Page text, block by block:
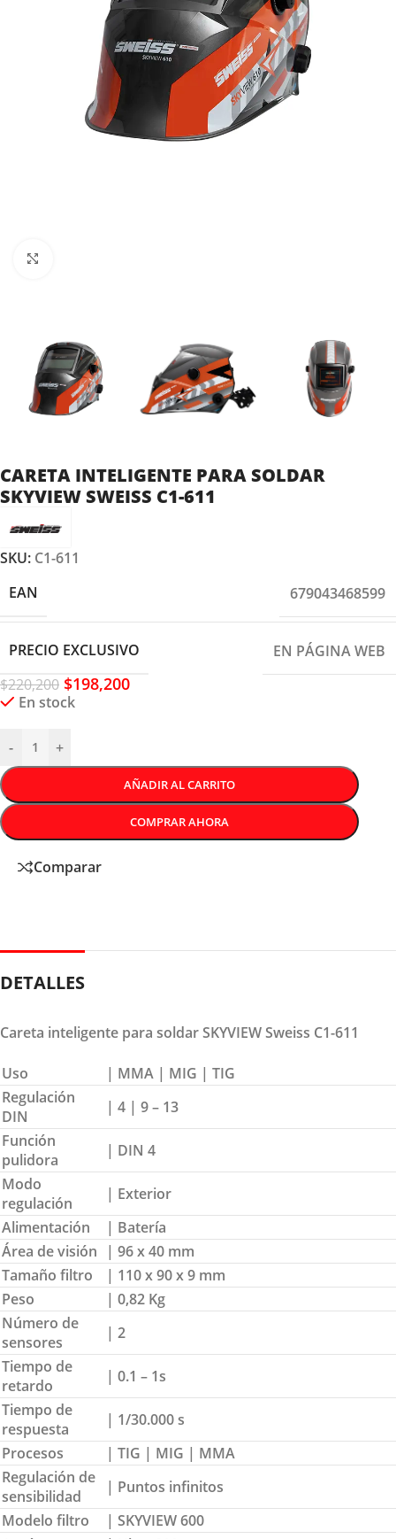
CARETA INTELIGENTE PARA SOLDAR
SKYVIEW SWEISS C1-611
SKU: C1-611
EAN
679043468599
PRECIO EXCLUSIVO
EN PÁGINA WEB
$220,200 $198,200
En stock
- +
AÑADIR AL CARRITO
COMPRAR AHORA
Comparar
DETALLES
Careta inteligente para soldar SKYVIEW Sweiss C1-611
Uso
| MMA | MIG | TIG
Regulación
DIN
| 4 | 9 – 13
Función
pulidora
| DIN 4
Modo
regulación
| Exterior
Alimentación
| Batería
Área de visión
| 96 x 40 mm
Tamaño filtro
| 110 x 90 x 9 mm
Peso
| 0,82 Kg
Número de
sensores
| 2
Tiempo de
retardo
| 0.1 – 1s
Tiempo de
respuesta
| 1/30.000 s
Procesos
| TIG | MIG | MMA
Regulación de
sensibilidad
| Puntos infinitos
Modelo filtro
| SKYVIEW 600